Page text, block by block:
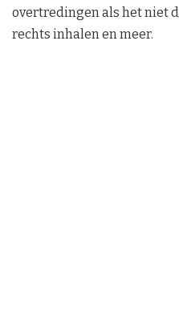
overtredingen als het niet
rechts inhalen en meer.